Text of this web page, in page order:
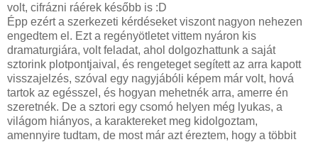
volt, cifrázni ráérek később is :D
Épp ezért a szerkezeti kérdéseket viszont nagyon nehezen
engedtem el. Ezt a regényötletet vittem nyáron kis
dramaturgiára, volt feladat, ahol dolgozhattunk a saját
sztorink plotpontjaival, és rengeteget segített az arra kapott
visszajelzés, szóval egy nagyjábóli képem már volt, hová
tartok az egésszel, és hogyan mehetnék arra, amerre én
szeretnék. De a sztori egy csomó helyen még lyukas, a
világom hiányos, a karaktereket meg kidolgoztam,
amennyire tudtam, de most már azt éreztem, hogy a többit